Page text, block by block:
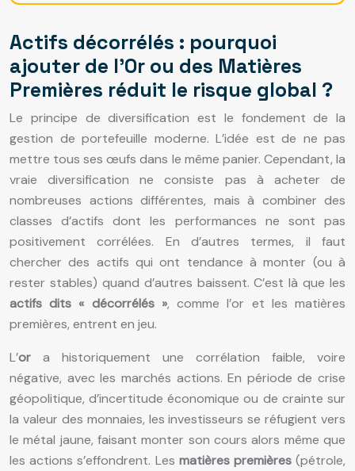
Actifs décorrélés : pourquoi
ajouter de l’Or ou des Matières
Premières réduit le risque global ?
Le principe de diversification est le fondement de la
gestion de portefeuille moderne. L’idée est de ne pas
mettre tous ses œufs dans le même panier. Cependant, la
vraie diversification ne consiste pas à acheter de
nombreuses actions différentes, mais à combiner des
classes d’actifs dont les performances ne sont pas
positivement corrélées. En d’autres termes, il faut
chercher des actifs qui ont tendance à monter (ou à
rester stables) quand d’autres baissent. C’est là que les
actifs dits « décorrélés », comme l’or et les matières
premières, entrent en jeu.
L’or a historiquement une corrélation faible, voire
négative, avec les marchés actions. En période de crise
géopolitique, d’incertitude économique ou de crainte sur
la valeur des monnaies, les investisseurs se réfugient vers
le métal jaune, faisant monter son cours alors même que
les actions s’effondrent. Les matières premières(pétrole,